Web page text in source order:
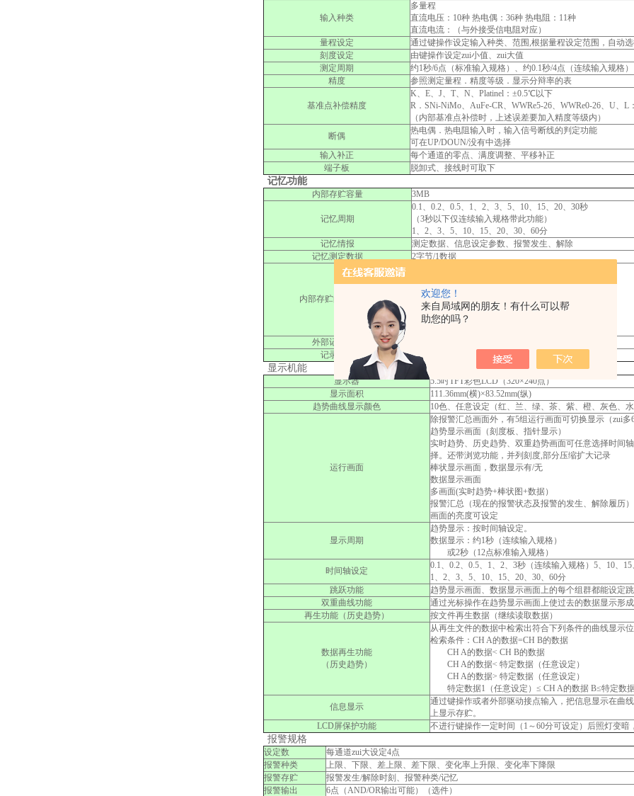
欢迎您！
来自局域网的朋友！有什么可以帮
助您的吗？
输入种类
多量程
直流电压：10种 热电偶：36种 热电阻：11种
直流电流：（与外接受信电阻对应）
量程设定
通过键操作设定输入种类、范围,根据量程设定范围，自动
刻度设定
由键操作设定zui小值、zui大值
测定周期
约1秒/6点（标准输入规格）、约0.1秒/4点（连续输入规格）
精度
参照测定量程．精度等级．显示分辩率的表
基准点补偿精度
K、E、J、T、N、Platinel：±0.5℃以下
R．SNi-NiMo、AuFe-CR、WWRe5-26、WWRe0-26、U、
（内部基准点补偿时，上述误差要加入精度等级内）
断偶
热电偶．热电阻输入时，输入信号断线的判定功能
可在UP/DOUN/没有中选择
输入补正
每个通道的零点、满度调整、平移补正
端子板
脱卸式、接线时可取下
记忆功能
内部存贮容量 3MB
记忆周期
0.1、0.2、0.5、1、2、3、5、10、15、20、30秒
（3秒以下仅连续输入规格带此功能）
1、2、3、5、10、15、20、30、60分
记忆情报
测定数据、信息设定参数、报警发生、解除
记忆测定数据
2字节/1数据
内部存贮的记忆方法
触发信号（外部驱动、报警发生）
导通信号ON时记录（外部驱动）
根据时刻起动/停止（停止也可键操作）
外部记忆媒体
记录方法
由键操作将内部存贮数据拷贝到软盘
显示机能
显示器
5.5吋TFT彩色LCD（320×240点）
显示面积
111.36mm(横)×83.52mm(纵)
趋势曲线显示颜色
10色、任意设定（红、兰、绿、茶、紫、橙、灰色、
运行画面
除报警汇总画面外，有5组运行画面可切换显示（zui多
趋势显示画面（刻度板、指针显示）
实时趋势、历史趋势、双重趋势画面可任意选择时间
择。还带浏览功能，并列刻度,部分压缩扩大记录
棒状显示画面，数据显示有/无
数据显示画面
多画面(实时趋势+棒状图+数据）
报警汇总（现在的报警状态及报警的发生、解除履历）
画面的亮度可设定
显示周期
趋势显示：按时间轴设定。
数据显示：约1秒（连续输入规格）
或2秒（12点标准输入规格）
时间轴设定
0.1、0.2、0.5、1、2、3秒（连续输入规格）5、10、15
1、2、3、5、10、15、20、30、60分
跳跃功能
趋势显示画面、数据显示画面上的每个组群都能设定
双重曲线功能
通过光标操作在趋势显示画面上使过去的数据显示形
再生功能（历史趋势）
按文件再生数据（继续读取数据）
数据再生功能
（历史趋势）
从再生文件的数据中检索出符合下列条件的曲线显示
检索条件：CH A的数据=CH B的数据
CH A的数据< CH B的数据
CH A的数据< 特定数据（任意设定）
CH A的数据> 特定数据（任意设定）
特定数据1（任意设定）≤ CH A的数据 B≤特定数
信息显示
通过键操作或者外部驱动接点输入，把信息显示在曲
上显示存贮。
LCD屏保护功能
不进行键操作一定时间（1～60分可设定）后照灯变
报警规格
设定数
每通道zui大设定4点
报警种类
上限、下限、差上限、差下限、变化率上升限、变化率下降限
报警存贮
报警发生/解除时刻、报警种类/记忆
报警输出
6点（AND/OR输出可能）（选件）